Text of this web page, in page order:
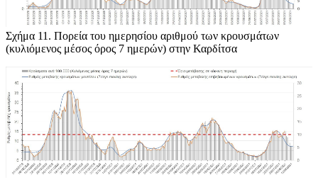
Σχήμα 11. Πορεία του ημερησίου αριθμού των κρουσμάτων
(κυλιόμενος μέσος όρος 7 ημερών) στην Καρδίτσα